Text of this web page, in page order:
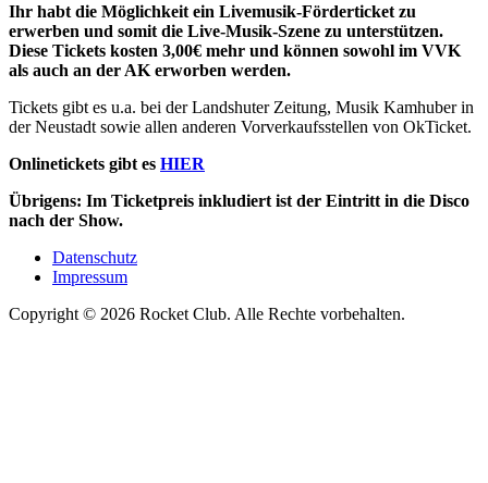
Ihr habt die Möglichkeit ein Livemusik-Förderticket zu
erwerben und somit die Live-Musik-Szene zu unterstützen.
Diese Tickets kosten 3,00€ mehr und können sowohl im VVK
als auch an der AK erworben werden.
Tickets gibt es u.a. bei der Landshuter Zeitung, Musik Kamhuber in
der Neustadt sowie allen anderen Vorverkaufsstellen von OkTicket.
Onlinetickets gibt es HIER
Übrigens: Im Ticketpreis inkludiert ist der Eintritt in die Disco
nach der Show.
Datenschutz
Impressum
Copyright © 2026 Rocket Club. Alle Rechte vorbehalten.